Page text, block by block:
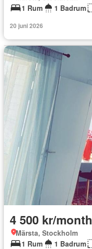
1 Rum
1 Badrum
20 juni 2026
4 500 kr/month
Märsta, Stockholm
1 Rum
1 Badrum